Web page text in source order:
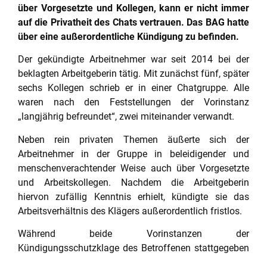
über Vor­ge­setz­te und Kol­le­gen, kann er nicht immer
auf die Pri­vat­heit des Chats ver­trau­en. Das BAG hatte
über eine au­ßer­or­dent­li­che Kün­di­gung zu be­fin­den.
Der gekündigte Arbeitnehmer war seit 2014 bei der
beklagten Arbeitgeberin tätig. Mit zunächst fünf, später
sechs Kollegen schrieb er in einer Chatgruppe. Alle
waren nach den Feststellungen der Vorinstanz
„langjährig befreundet“, zwei miteinander verwandt.
Neben rein privaten Themen äußerte sich der
Arbeitnehmer in der Gruppe in beleidigender und
menschenverachtender Weise auch über Vorgesetzte
und Arbeitskollegen. Nachdem die Arbeitgeberin
hiervon zufällig Kenntnis erhielt, kündigte sie das
Arbeitsverhältnis des Klägers außerordentlich fristlos.
Während beide Vorinstanzen der
Kündigungsschutzklage des Betroffenen stattgegeben